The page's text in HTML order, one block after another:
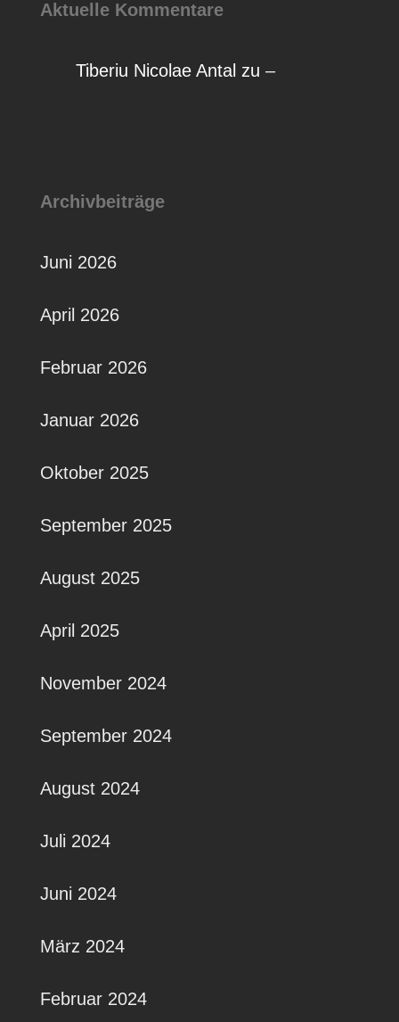
Aktuelle Kommentare
Tiberiu Nicolae Antal zu –
Archivbeiträge
Juni 2026
April 2026
Februar 2026
Januar 2026
Oktober 2025
September 2025
August 2025
April 2025
November 2024
September 2024
August 2024
Juli 2024
Juni 2024
März 2024
Februar 2024